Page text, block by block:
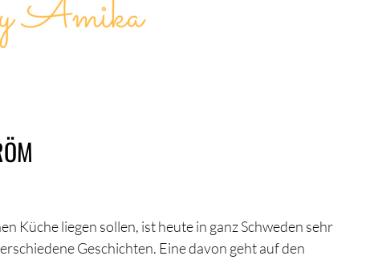
Küche liegen sollen, ist heute in ganz Schweden sehr
Geschichten. Eine davon geht auf den